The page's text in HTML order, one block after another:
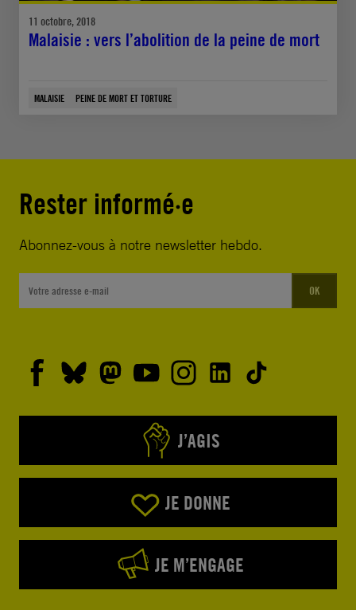
11 octobre, 2018
Malaisie : vers l’abolition de la peine de mort
MALAISIE PEINE DE MORT ET TORTURE
Rester informé·e
Abonnez-vous à notre newsletter hebdo.
OK
J’AGIS
JE DONNE
JE M’ENGAGE